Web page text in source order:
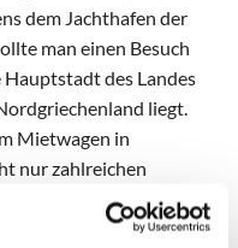
dem Jachthafen der
man einen Besuch
des Landes
liegt.
Mietwagen in
nur zahlreichen
sondern auch